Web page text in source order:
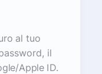
al tuo
il
Apple ID.